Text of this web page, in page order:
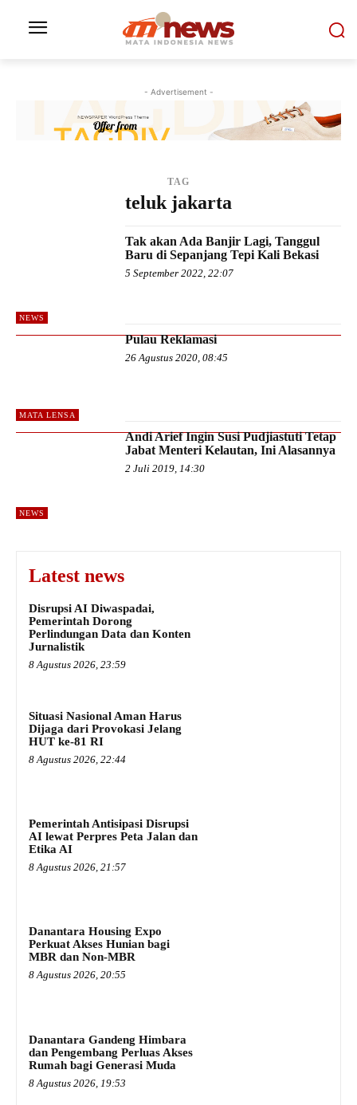
- Advertisement -
TAG
teluk jakarta
NEWS
Tak akan Ada Banjir Lagi, Tanggul
Baru di Sepanjang Tepi Kali Bekasi
5 September 2022, 22:07
MATA LENSA
Pulau Reklamasi
26 Agustus 2020, 08:45
NEWS
Andi Arief Ingin Susi Pudjiastuti Tetap
Jabat Menteri Kelautan, Ini Alasannya
2 Juli 2019, 14:30
Latest news
Disrupsi AI Diwaspadai,
Pemerintah Dorong
Perlindungan Data dan Konten
Jurnalistik
8 Agustus 2026, 23:59
Situasi Nasional Aman Harus
Dijaga dari Provokasi Jelang
HUT ke-81 RI
8 Agustus 2026, 22:44
Pemerintah Antisipasi Disrupsi
AI lewat Perpres Peta Jalan dan
Etika AI
8 Agustus 2026, 21:57
Danantara Housing Expo
Perkuat Akses Hunian bagi
MBR dan Non-MBR
8 Agustus 2026, 20:55
Danantara Gandeng Himbara
dan Pengembang Perluas Akses
Rumah bagi Generasi Muda
8 Agustus 2026, 19:53